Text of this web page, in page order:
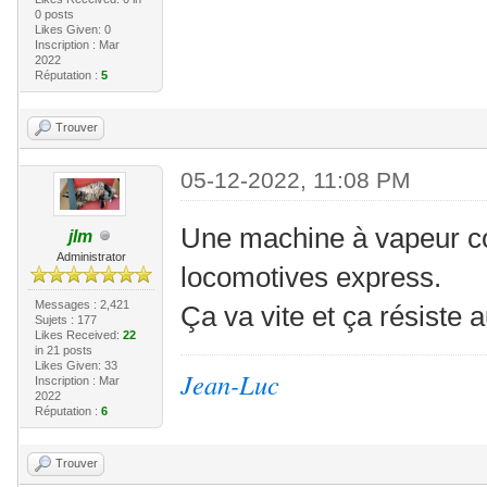
0 posts
Likes Given: 0
Inscription : Mar
2022
Réputation : 5
Trouver
jlm
Administrator
Messages : 2,421
Sujets : 177
Likes Received: 22
in 21 posts
Likes Given: 33
Inscription : Mar
2022
Réputation : 6
05-12-2022, 11:08 PM
Une machine à vapeur
locomotives express.
Ça va vite et ça résiste
Jean-Luc
Trouver